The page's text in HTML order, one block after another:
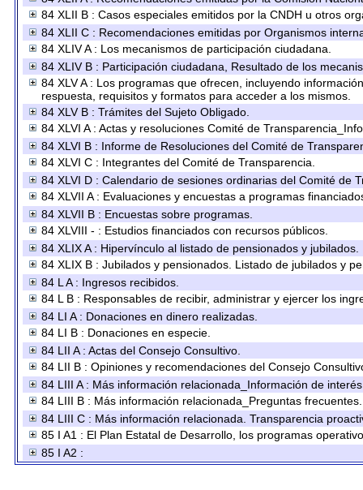
84 XLII B : Casos especiales emitidos por la CNDH u otros
84 XLII C : Recomendaciones emitidas por Organismos
84 XLIV A : Los mecanismos de participación ciudadana.
84 XLIV B : Participación ciudadana, Resultado de los
84 XLV A : Los programas que ofrecen, incluyendo
respuesta, requisitos y formatos para acceder a los mismos.
84 XLV B : Trámites del Sujeto Obligado.
84 XLVI A : Actas y resoluciones Comité de
84 XLVI B : Informe de Resoluciones del Comité de
84 XLVI C : Integrantes del Comité de Transparencia.
84 XLVI D : Calendario de sesiones ordinarias del Comité de
84 XLVII A : Evaluaciones y encuestas a programas
84 XLVII B : Encuestas sobre programas.
84 XLVIII - : Estudios financiados con recursos públicos.
84 XLIX A : Hipervínculo al listado de pensionados y jubilados.
84 XLIX B : Jubilados y pensionados. Listado de jubilados y
84 L A : Ingresos recibidos.
84 L B : Responsables de recibir, administrar y ejercer los
84 LI A : Donaciones en dinero realizadas.
84 LI B : Donaciones en especie.
84 LII A : Actas del Consejo Consultivo.
84 LII B : Opiniones y recomendaciones del Consejo
84 LIII A : Más información relacionada_Información de
84 LIII B : Más información relacionada_Preguntas frecuentes.
84 LIII C : Más información relacionada. Transparencia
85 I A1 : El Plan Estatal de Desarrollo, los programas
85 I A2 :